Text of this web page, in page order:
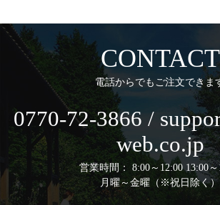
CONTACT
電話からでもご注文できま
0770-72-3866 /
web.co.jp
営業時間： 8:00～12:00 13:00～
月曜～金曜（※祝日除く）